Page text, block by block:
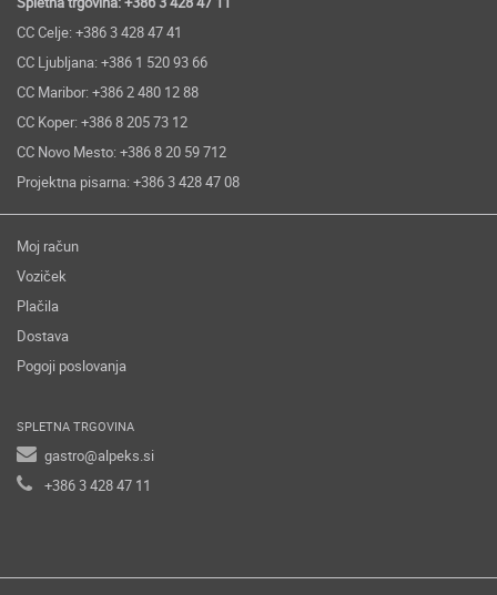
CC Celje: +386 3 428 47 41
CC Ljubljana: +386 1 520 93 66
CC Maribor: +386 2 480 12 88
CC Koper: +386 8 205 73 12
CC Novo Mesto: +386 8 20 59 712
Projektna pisarna: +386 3 428 47 08
Moj račun
Voziček
Plačila
Dostava
Pogoji poslovanja
SPLETNA TRGOVINA
gastro@alpeks.si
+386 3 428 47 11